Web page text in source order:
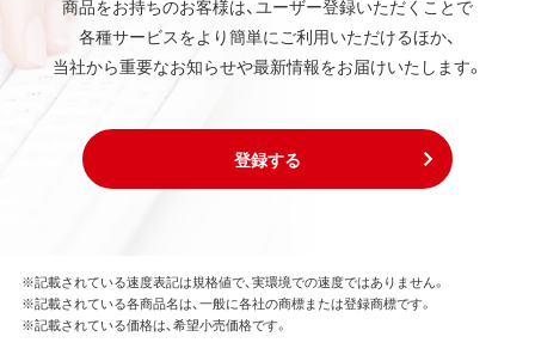
商品をお持ちのお客様は、ユーザー登録いただくことで
各種サービスをより簡単にご利用いただけるほか、
当社から重要なお知らせや最新情報をお届けいたします。
登録する
※記載されている速度表記は規格値で、実環境での速度ではありません。
※記載されている各商品名は、一般に各社の商標または登録商標です。
※記載されている価格は、希望小売価格です。